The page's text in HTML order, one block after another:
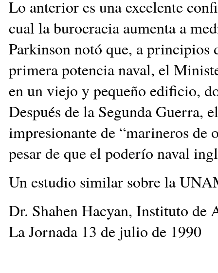
Lo anterior es una excelente
cual la burocracia aumenta a
Parkinson notó que, a principios
primera potencia naval, el
en un viejo y pequeño edificio,
Después de la Segunda Guerra,
impresionante de “marineros
pesar de que el poderío naval
Un estudio similar sobre la
Dr. Shahen Hacyan, Instituto
La Jornada 13 de julio de 1990